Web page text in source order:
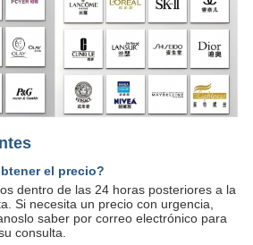
el precio?
dentro de las 24 horas posteriores a la
Si necesita un precio con urgencia,
saber por correo electrónico para
consulta.